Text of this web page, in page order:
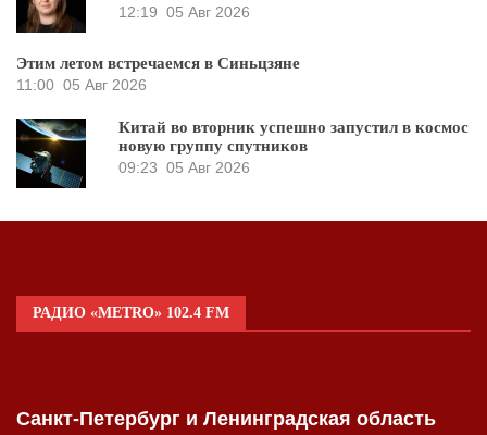
12:19 05 Авг 2026
Этим летом встречаемся в Синьцзяне
11:00 05 Авг 2026
Китай во вторник успешно запустил в космос
новую группу спутников
09:23 05 Авг 2026
РАДИО «METRO» 102.4 FM
Санкт-Петербург и Ленинградская область